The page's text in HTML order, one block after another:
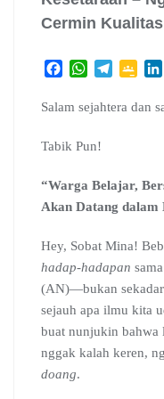
Cermin Kualitas
c
b
k
W
a
p
l
m
G
o
a
s
r
m
Salam sejahtera dan
Tabik Pun!
“Warga Belajar,
Akan Datang dalam
Hey, Sobat Mina!
hadap-hadapan
(AN)—bukan sekadar
sejauh apa ilmu kita
buat nunjukin bahwa
nggak kalah keren,
doang.